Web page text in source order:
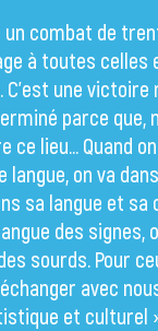
un combat de
à toutes celles
une victoire
parce que,
ce lieu… Quand
langue, on va
sa langue et sa
des signes,
sourds. Pour
avec
et culturel